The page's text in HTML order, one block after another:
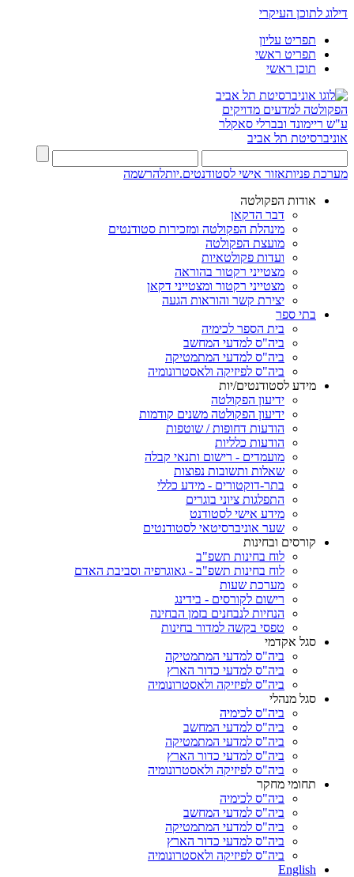
דילוג לתוכן העיקרי
תפריט עליון
תפריט ראשי
תוכן ראשי
הפקולטה למדעים מדויקים
ע"ש ריימונד ובברלי סאקלר
אוניברסיטת תל אביב
מערכת פניותאזור אישי לסטודנטים.יותלהרשמה
אודות הפקולטה
דבר הדקאן
מינהלת הפקולטה ומזכירות סטודנטים
מועצת הפקולטה
ועדות פקולטאיות
מצטייני רקטור בהוראה
מצטייני רקטור ומצטייני דקאן
יצירת קשר והוראות הגעה
בתי ספר
בית הספר לכימיה
ביה"ס למדעי המחשב
ביה"ס למדעי המתמטיקה
ביה"ס לפיזיקה ולאסטרונומיה
מידע לסטודנטים/יות
ידיעון הפקולטה
ידיעון הפקולטה משנים קודמות
הודעות דחופות / שוטפות
הודעות כלליות
מועמדים - רישום ותנאי קבלה
שאלות ותשובות נפוצות
בתר-דוקטורים - מידע כללי
התפלגות ציוני בוגרים
מידע אישי לסטודנט
שער אוניברסיטאי לסטודנטים
קורסים ובחינות
לוח בחינות תשפ"ב
לוח בחינות תשפ"ב - גאוגרפיה וסביבת האדם
מערכת שעות
רישום לקורסים - בידינג
הנחיות לנבחנים בזמן הבחינה
טפסי בקשה למדור בחינות
סגל אקדמי
ביה"ס למדעי המתמטיקה
ביה"ס למדעי כדור הארץ
ביה"ס לפיזיקה ולאסטרונומיה
סגל מנהלי
ביה"ס לכימיה
ביה"ס למדעי המחשב
ביה"ס למדעי המתמטיקה
ביה"ס למדעי כדור הארץ
ביה"ס לפיזיקה ולאסטרונומיה
תחומי מחקר
ביה"ס לכימיה
ביה"ס למדעי המחשב
ביה"ס למדעי המתמטיקה
ביה"ס למדעי כדור הארץ
ביה"ס לפיזיקה ולאסטרונומיה
English